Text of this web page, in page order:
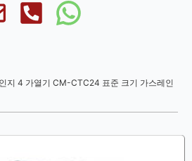
지 4 가열기 CM-CTC24 표준 크기 가스레인